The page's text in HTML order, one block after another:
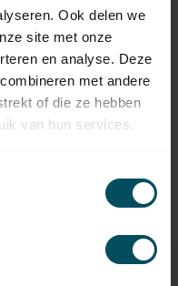
Ook delen we
site met onze
en analyse. Deze
met andere
of die ze hebben
van hun services.
- 12,95
23,95